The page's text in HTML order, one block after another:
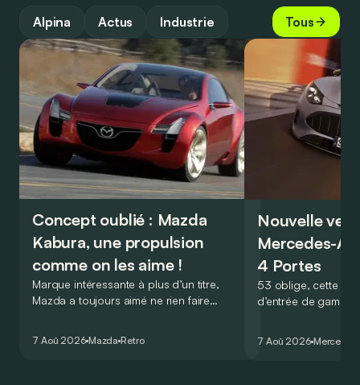
Alpina Actus Industrie Tous
Concept oublié : Mazda
Kabura, une propulsion
comme on les aime !
Marque intéressante à plus d’un titre,
Mazda a toujours aimé ne rien faire
de la plus belle des manières…
7 Aoû 2026 Mazda Retro
Nouvelle
Mercedes-
4 Portes
53 oblige, cette
d’entrée de
moins…
7 Aoû 2026 Mercedes